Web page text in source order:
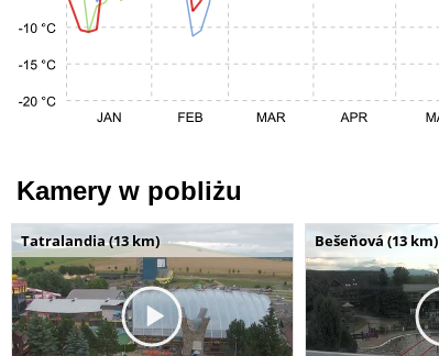
Kamery w pobliżu
Tatralandia (13 km) Bešeňová (13 km)